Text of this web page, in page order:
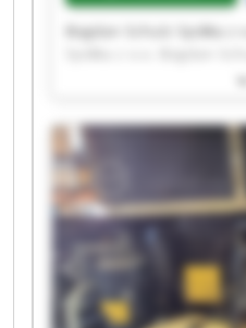
Bogdan Schulz Spółka z
Schulz Spółka z o.o.
Spółka z o.o. Bogdan
Schulz Spółka z o.o.
Bogdan Schulz Spółka z
Spółka z o.o. Bogdan
Schulz Spółka z o.o.
Bogdan Schulz Spółka
Spółka z o.o. Bogdan
Schulz Spółka z o.o.